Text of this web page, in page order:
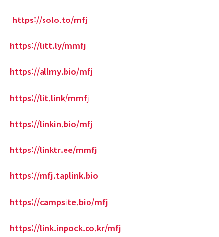
https://solo.to/mfj
https://litt.ly/mmfj
https://allmy.bio/mfj
https://lit.link/mmfj
https://linkin.bio/mfj
https://linktr.ee/mmfj
https://mfj.taplink.bio
https://campsite.bio/mfj
https://link.inpock.co.kr/mfj